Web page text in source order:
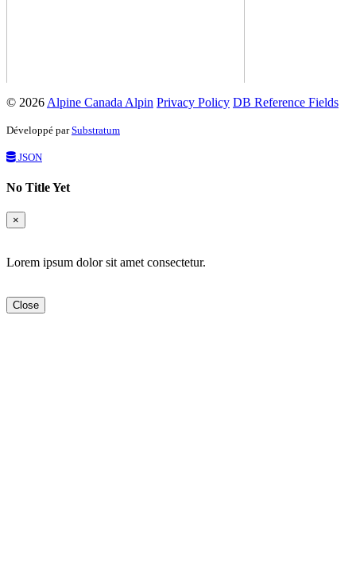
© 2026 Alpine Canada Alpin Privacy Policy DB Reference Fields
Développé parSubstratum
JSON
No Title Yet
×
Lorem ipsum dolor sit amet consectetur.
Close